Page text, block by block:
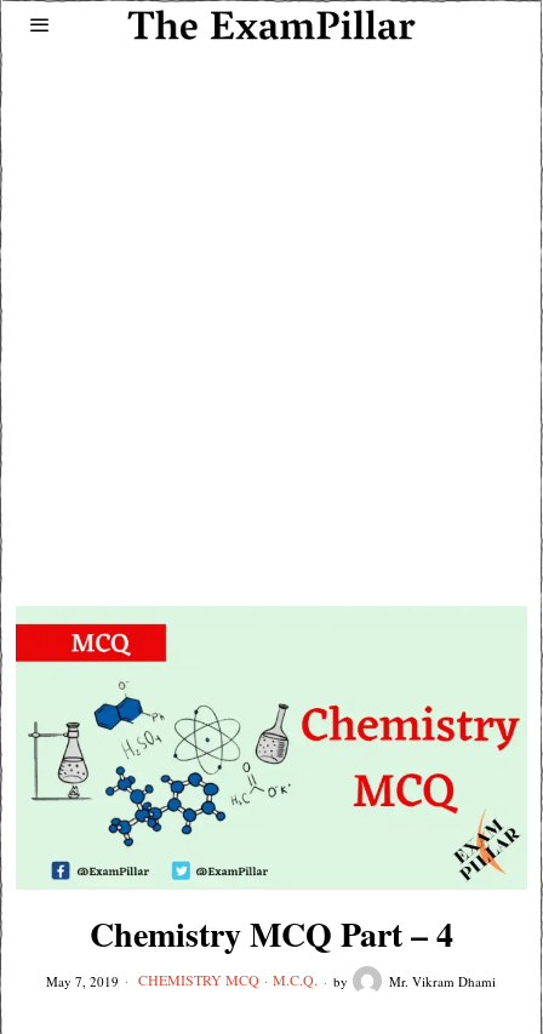
Chemistry MCQ Part – 4
May 7, 2019 CHEMISTRY MCQ · M.C.Q. by Mr. Vikram Dhami